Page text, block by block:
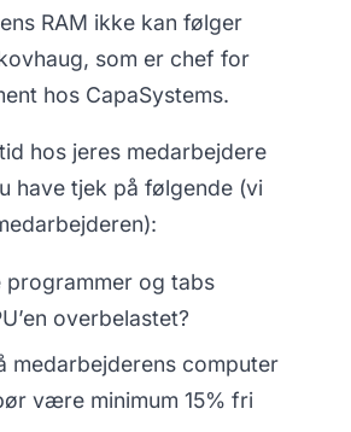
RAM ikke kan følger
som er chef for
hos CapaSystems.
hos jeres medarbejdere
have tjek på følgende (vi
programmer og tabs
overbelastet?
medarbejderens computer
være minimum 15% fri